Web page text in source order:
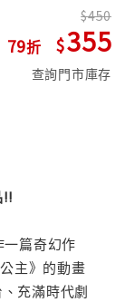
79
450
355
查詢門市庫存
!!
篇奇幻作
主》的動畫
充滿時代劇